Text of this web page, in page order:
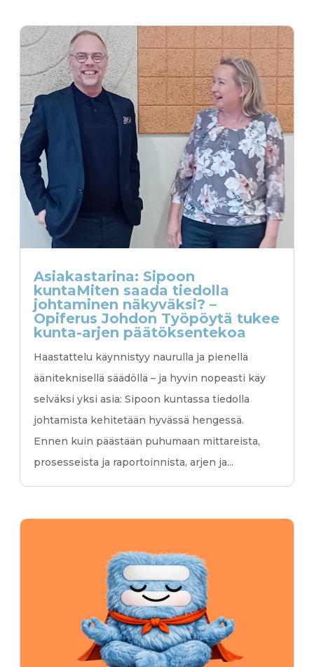
Asiakastarina: Sipoon
kuntaMiten saada tiedolla
johtaminen näkyväksi? –
Opiferus Johdon Työpöytä tukee
kunta-arjen päätöksentekoa
Haastattelu käynnistyy naurulla ja pienellä
ääniteknisellä säädöllä – ja hyvin nopeasti käy
selväksi yksi asia: Sipoon kuntassa tiedolla
johtamista kehitetään hyvässä hengessä.
Ennen kuin päästään puhumaan mittareista,
prosesseista ja raportoinnista, arjen ja...